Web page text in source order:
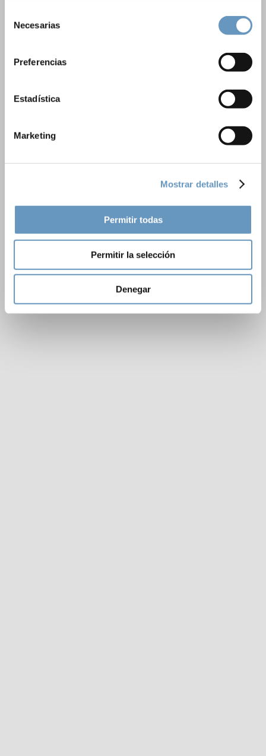
Necesarias
Preferencias
Estadística
Marketing
Mostrar detalles
Permitir todas
Permitir la selección
Denegar